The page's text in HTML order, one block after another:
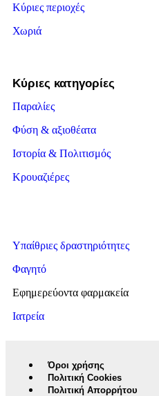
Κύριες περιοχές
Χωριά
Κύριες κατηγορίες
Παραλίες
Φύση & αξιοθέατα
Ιστορία & Πολιτισμός
Κρουαζιέρες
Υπαίθριες δραστηριότητες
Φαγητό
Εφημερεύοντα φαρμακεία
Ιατρεία
Όροι χρήσης
Πολιτική Cookies
Πολιτική Απορρήτου